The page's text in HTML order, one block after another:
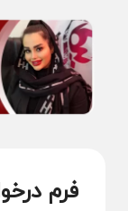
فرم